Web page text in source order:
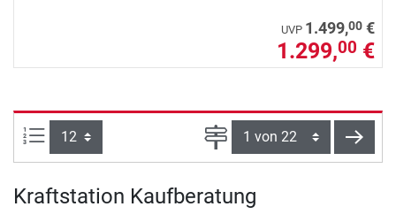
UVP 1.499,00 €
1.299,00 €
Artikel pro Seite: Seite
Kraftstation Kaufberatung